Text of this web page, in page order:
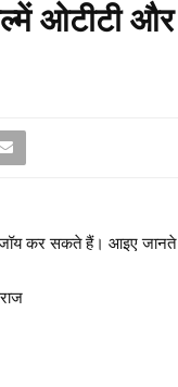
ओटीटी और
कर सकते हैं। आइए